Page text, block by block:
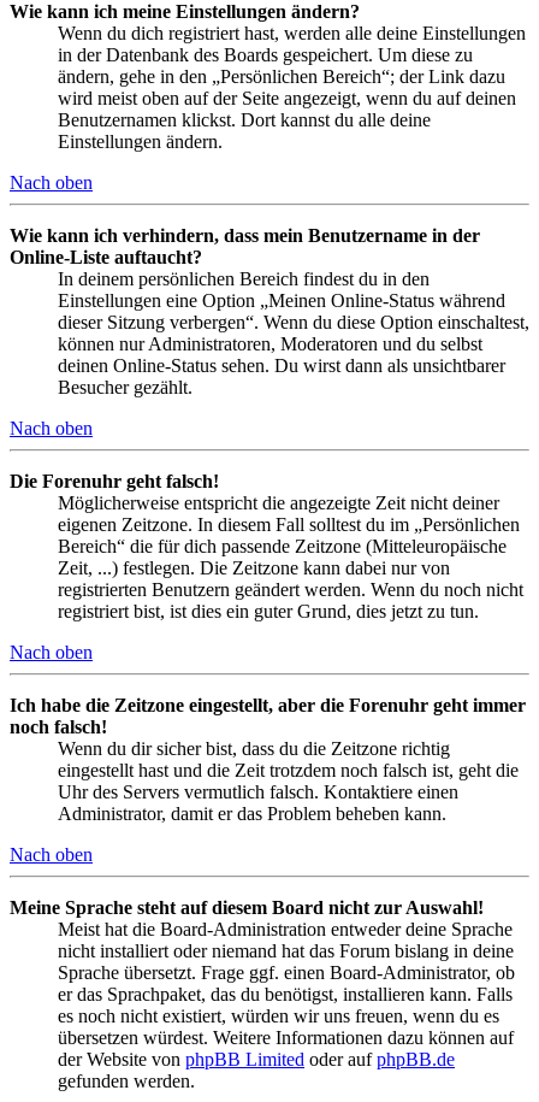
Wie kann ich meine Einstellungen ändern?
Wenn du dich registriert hast, werden alle deine Einstellungen
in der Datenbank des Boards gespeichert. Um diese zu
ändern, gehe in den „Persönlichen Bereich“; der Link dazu
wird meist oben auf der Seite angezeigt, wenn du auf deinen
Benutzernamen klickst. Dort kannst du alle deine
Einstellungen ändern.
Nach oben
Wie kann ich verhindern, dass mein Benutzername in der
Online-Liste auftaucht?
In deinem persönlichen Bereich findest du in den
Einstellungen eine Option „Meinen Online-Status während
dieser Sitzung verbergen“. Wenn du diese Option einschaltest,
können nur Administratoren, Moderatoren und du selbst
deinen Online-Status sehen. Du wirst dann als unsichtbarer
Besucher gezählt.
Nach oben
Die Forenuhr geht falsch!
Möglicherweise entspricht die angezeigte Zeit nicht deiner
eigenen Zeitzone. In diesem Fall solltest du im „Persönlichen
Bereich“ die für dich passende Zeitzone (Mitteleuropäische
Zeit, ...) festlegen. Die Zeitzone kann dabei nur von
registrierten Benutzern geändert werden. Wenn du noch nicht
registriert bist, ist dies ein guter Grund, dies jetzt zu tun.
Nach oben
Ich habe die Zeitzone eingestellt, aber die Forenuhr geht immer
noch falsch!
Wenn du dir sicher bist, dass du die Zeitzone richtig
eingestellt hast und die Zeit trotzdem noch falsch ist, geht die
Uhr des Servers vermutlich falsch. Kontaktiere einen
Administrator, damit er das Problem beheben kann.
Nach oben
Meine Sprache steht auf diesem Board nicht zur Auswahl!
Meist hat die Board-Administration entweder deine Sprache
nicht installiert oder niemand hat das Forum bislang in deine
Sprache übersetzt. Frage ggf. einen Board-Administrator, ob
er das Sprachpaket, das du benötigst, installieren kann. Falls
es noch nicht existiert, würden wir uns freuen, wenn du es
übersetzen würdest. Weitere Informationen dazu können auf
der Website von phpBB Limited oder aufphpBB.de
gefunden werden.